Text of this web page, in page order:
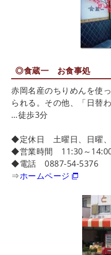
◎食蔵一 お食事処
赤岡名産のちりめんを使
られる。その他、「日替
…徒歩3分
◆定休日 土曜日、日曜、
◆営業時間 11:30～
◆電話 0887-54-5376
⇒ホームページ